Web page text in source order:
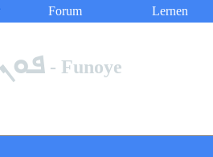
Forum Lernen
- Funoye